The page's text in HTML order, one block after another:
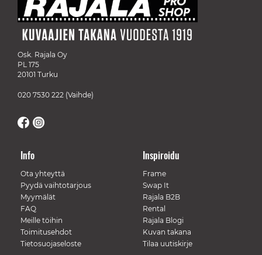
Osk. Rajala Oy
PL 175
20101 Turku
020 7530 222 (Vaihde)
Info
Ota yhteyttä
Pyydä vaihtotarjous
Myymälät
FAQ
Meille töihin
Toimitusehdot
Tietosuojaseloste
Inspiroidu
Frame
Swap It
Rajala B2B
Rental
Rajala Blogi
Kuvan takana
Tilaa uutiskirje